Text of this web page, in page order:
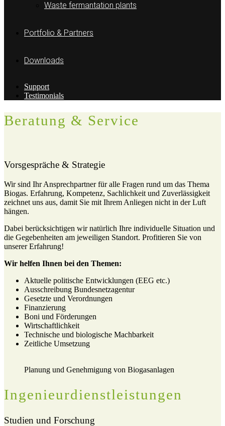
Waste fermantation plants
Portfolio & Partners
Downloads
Support
Testimonials
Beratung & Service
Vorsgespräche & Strategie
Wir sind Ihr Ansprechpartner für alle Fragen rund um das Thema
Biogas. Erfahrung, Kompetenz, Sachlichkeit und Zuverlässigkeit
zeichnet uns aus, damit Sie mit Ihrem Anliegen nicht in der Luft
hängen.
Dabei berücksichtigen wir natürlich Ihre individuelle Situation und
die Gegebenheiten am jeweiligen Standort. Profitieren Sie von
unserer Erfahrung!
Wir helfen Ihnen bei den Themen:
Aktuelle politische Entwicklungen (EEG etc.)
Ausschreibung Bundesnetzagentur
Gesetzte und Verordnungen
Finanzierung
Boni und Förderungen
Wirtschaftlichkeit
Technische und biologische Machbarkeit
Zeitliche Umsetzung
Planung und Genehmigung von Biogasanlagen
Ingenieurdienstleistungen
Studien und Forschung